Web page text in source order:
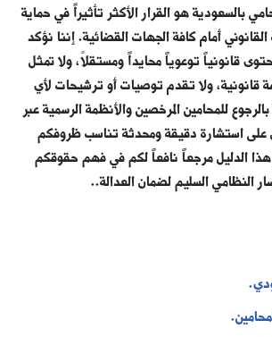
بالسعودية هو القرار الأكثر تأثيراً في حماية
أمام كافة الجهات القضائية. إننا نؤكد
قانونياً توعوياً محايداً ومستقلاً، ولا تمثل
قانونية، ولا تقدم توصيات أو ترشيحات لأي
للمحامين المرخصين والأنظمة الرسمية عبر
استشارة دقيقة ومحدثة تناسب ظروفكم
الدليل مرجعاً نافعاً لكم في فهم حقوقكم
النظامي السليم لضمان العدالة..